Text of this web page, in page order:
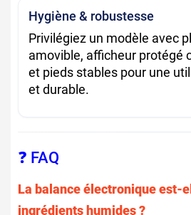
Hygiène & robustesse
Privilégiez un modèle avec
amovible, afficheur protégé
et pieds stables pour une
et durable.
❓ FAQ
La balance électronique est-
ingrédients humides ?